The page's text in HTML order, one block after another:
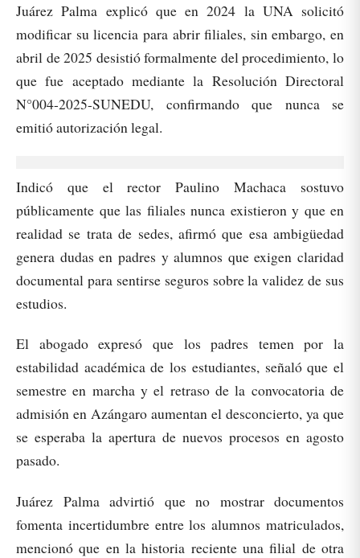
Juárez Palma explicó que en 2024 la UNA solicitó
modificar su licencia para abrir filiales, sin embargo, en
abril de 2025 desistió formalmente del procedimiento, lo
que fue aceptado mediante la Resolución Directoral
N°004-2025-SUNEDU, confirmando que nunca se
emitió autorización legal.
Indicó que el rector Paulino Machaca sostuvo
públicamente que las filiales nunca existieron y que en
realidad se trata de sedes, afirmó que esa ambigüedad
genera dudas en padres y alumnos que exigen claridad
documental para sentirse seguros sobre la validez de sus
estudios.
El abogado expresó que los padres temen por la
estabilidad académica de los estudiantes, señaló que el
semestre en marcha y el retraso de la convocatoria de
admisión en Azángaro aumentan el desconcierto, ya que
se esperaba la apertura de nuevos procesos en agosto
pasado.
Juárez Palma advirtió que no mostrar documentos
fomenta incertidumbre entre los alumnos matriculados,
mencionó que en la historia reciente una filial de otra